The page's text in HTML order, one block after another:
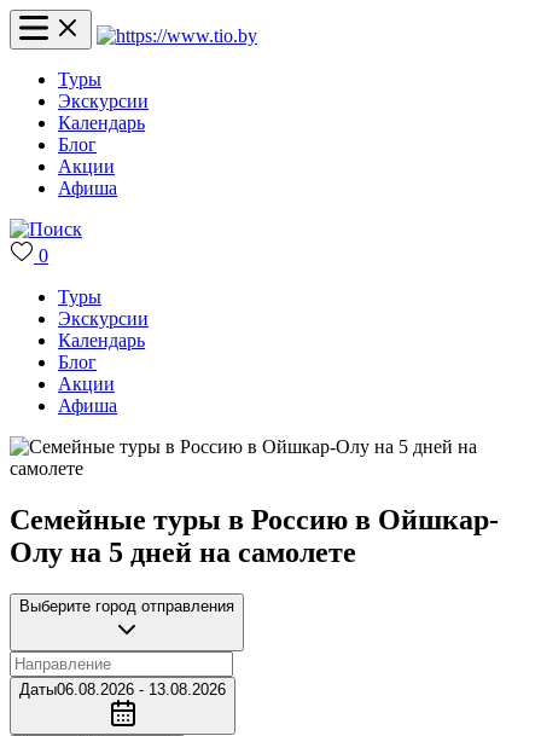
Туры
Экскурсии
Календарь
Блог
Акции
Афиша
0
Туры
Экскурсии
Календарь
Блог
Акции
Афиша
Семейные туры в Россию в Ойшкар-
Олу на 5 дней на самолете
Выберите город отправления
Даты06.08.2026 - 13.08.2026